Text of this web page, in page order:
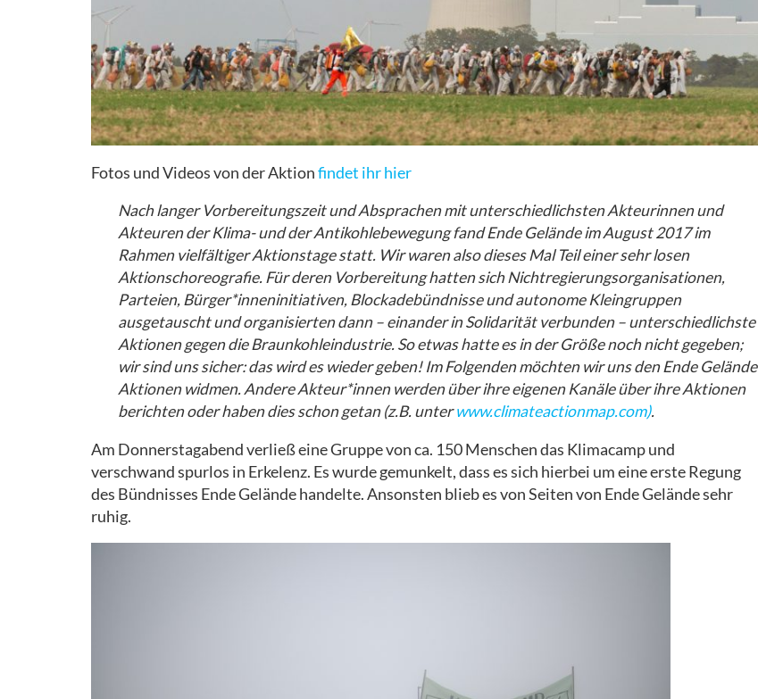
Fotos und Videos von der Aktionfindet ihr hier
Nach langer Vorbereitungszeit und Absprachen mit unterschiedlichsten Akteurinnen und
Akteuren der Klima- und der Antikohlebewegung fand Ende Gelände im August 2017 im
Rahmen vielfältiger Aktionstage statt. Wir waren also dieses Mal Teil einer sehr losen
Aktionschoreografie. Für deren Vorbereitung hatten sich Nichtregierungsorganisationen,
Parteien, Bürger*inneninitiativen, Blockadebündnisse und autonome Kleingruppen
ausgetauscht und organisierten dann – einander in Solidarität verbunden – unterschiedlichste
Aktionen gegen die Braunkohleindustrie. So etwas hatte es in der Größe noch nicht gegeben;
wir sind uns sicher: das wird es wieder geben! Im Folgenden möchten wir uns den Ende Gelände
Aktionen widmen. Andere Akteur*innen werden über ihre eigenen Kanäle über ihre Aktionen
berichten oder haben dies schon getan (z.B. unterwww.climateactionmap.com).
Am Donnerstagabend verließ eine Gruppe von ca. 150 Menschen das Klimacamp und
verschwand spurlos in Erkelenz. Es wurde gemunkelt, dass es sich hierbei um eine erste Regung
des Bündnisses Ende Gelände handelte. Ansonsten blieb es von Seiten von Ende Gelände sehr
ruhig.